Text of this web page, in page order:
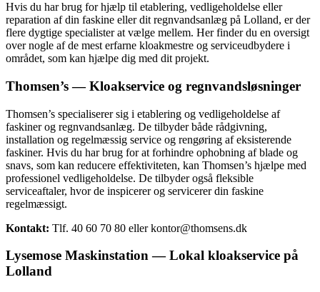
Hvis du har brug for hjælp til etablering, vedligeholdelse eller
reparation af din faskine eller dit regnvandsanlæg på Lolland, er der
flere dygtige specialister at vælge mellem. Her finder du en oversigt
over nogle af de mest erfarne kloakmestre og serviceudbydere i
området, som kan hjælpe dig med dit projekt.
Thomsen’s — Kloakservice og regnvandsløsninger
Thomsen’s specialiserer sig i etablering og vedligeholdelse af
faskiner og regnvandsanlæg. De tilbyder både rådgivning,
installation og regelmæssig service og rengøring af eksisterende
faskiner. Hvis du har brug for at forhindre ophobning af blade og
snavs, som kan reducere effektiviteten, kan Thomsen’s hjælpe med
professionel vedligeholdelse. De tilbyder også fleksible
serviceaftaler, hvor de inspicerer og servicerer din faskine
regelmæssigt.
Kontakt: Tlf. 40 60 70 80 eller kontor@thomsens.dk
Lysemose Maskinstation — Lokal kloakservice på
Lolland